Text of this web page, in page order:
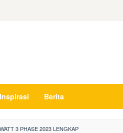
Inspirasi Berita
3 PHASE 2023 LENGKAP